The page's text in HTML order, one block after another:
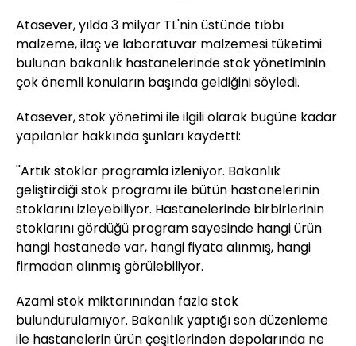
Atasever, yılda 3 milyar TL'nin üstünde tıbbı
malzeme, ilaç ve laboratuvar malzemesi tüketimi
bulunan bakanlık hastanelerinde stok yönetiminin
çok önemli konuların başında geldiğini söyledi.
Atasever, stok yönetimi ile ilgili olarak bugüne kadar
yapılanlar hakkında şunları kaydetti:
''Artık stoklar programla izleniyor. Bakanlık
geliştirdiği stok programı ile bütün hastanelerinin
stoklarını izleyebiliyor. Hastanelerinde birbirlerinin
stoklarını gördüğü program sayesinde hangi ürün
hangi hastanede var, hangi fiyata alınmış, hangi
firmadan alınmış görülebiliyor.
Azami stok miktarınından fazla stok
bulundurulamıyor. Bakanlık yaptığı son düzenleme
ile hastanelerin ürün çeşitlerinden depolarında ne